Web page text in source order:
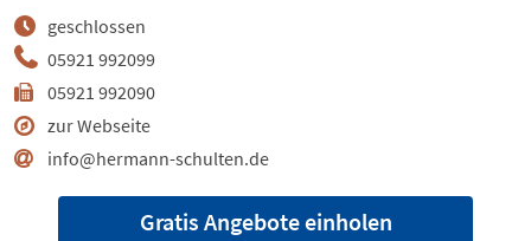
05921 992099
05921 992090
zur Webseite
info@hermann-schulten.de
geschlossen
Gratis Angebote einholen